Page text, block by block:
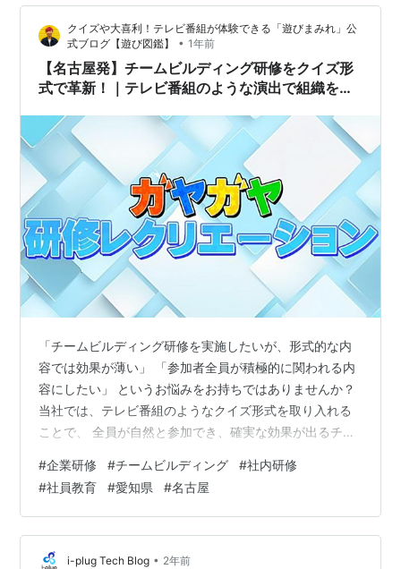
する機会がありました。 この研修で学んだのは、単なる
コミュニケーションテクニックではなく、チームの心理
的安全性を高め、メンバーの成長を促進するための本質
的なスキルです。 特に技術組織において…
クイズや大喜利！テレビ番組が体験できる「遊びまみれ」公
式ブログ【遊び図鑑】
• 1年前
【名古屋発】チームビルディング研修をクイズ形
式で革新！｜テレビ番組のような演出で組織を活
「チームビルディング研修を実施したいが、形式的な内
容では効果が薄い」 「参加者全員が積極的に関われる内
容にしたい」 というお悩みをお持ちではありませんか？
当社では、テレビ番組のようなクイズ形式を取り入れる
ことで、 全員が自然と参加でき、確実な効果が出るチー
プリーグ風クイズイベントやミラクル9風クイズイベント
を開催しており、その演出ノウハウを企業研修に活かし
ています。 ガヤガヤレクリエーション なぜクイズ形式が
チームビルディングに効果的なのか 1. 全員が必然的に参
加できる仕組み 2. チームの一体感が自然と生まれる 3.
#企業研修 #チームビルディング #社内研修
#社員教育 #愛知県 #名古屋
i-plug Tech Blog • 2年前